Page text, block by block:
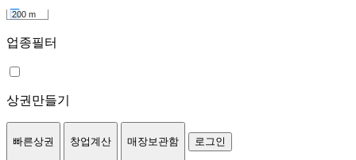
200 m
업종필터
상권만들기
빠른상권 창업계산 매장보관함 로그인